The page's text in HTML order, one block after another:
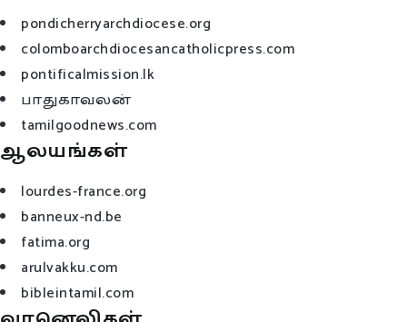
pondicherryarchdiocese.org
colomboarchdiocesancatholicpress.com
pontificalmission.lk
பாதுகாவலன்
tamilgoodnews.com
ஆலயங்கள்
lourdes-france.org
banneux-nd.be
fatima.org
arulvakku.com
bibleintamil.com